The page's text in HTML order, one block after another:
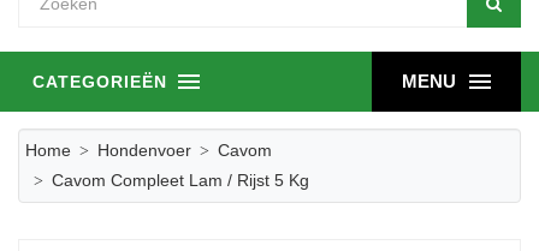
MENU
CATEGORIEËN
Home Hondenvoer
Cavom
Cavom Compleet Lam / Rijst 5 Kg